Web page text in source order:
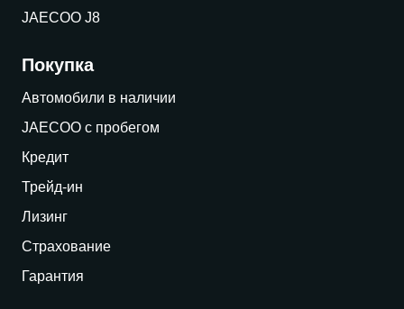
JAECOO J8
Покупка
Автомобили в наличии
JAECOO с пробегом
Кредит
Трейд-ин
Лизинг
Страхование
Гарантия